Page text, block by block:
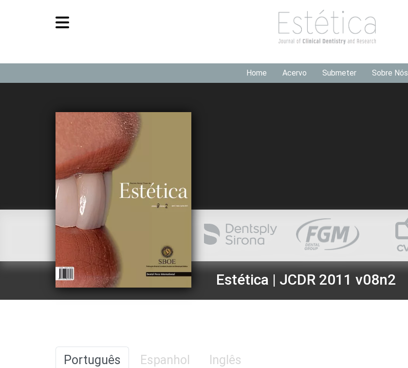
Home Acervo Submeter Sobre Nós
Estética | JCDR 2011 v08n2
Português Espanhol Inglês